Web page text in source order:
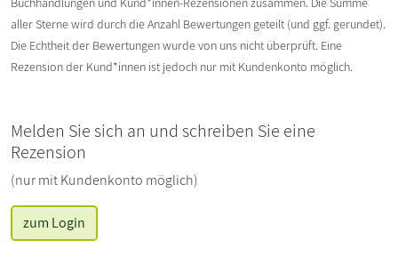
aller Sterne wird durch die Anzahl Bewertungen geteilt (und ggf. gerundet).
Die Echtheit der Bewertungen wurde von uns nicht überprüft. Eine
Rezension der Kund*innen ist jedoch nur mit Kundenkonto möglich.
Melden Sie sich an und schreiben Sie eine
Rezension
(nur mit Kundenkonto möglich)
zum Login